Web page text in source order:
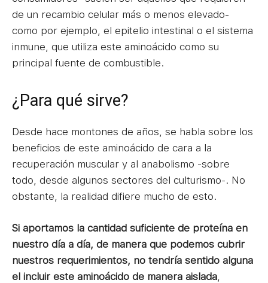
de un recambio celular más o menos elevado-
como por ejemplo, el epitelio intestinal o el sistema
inmune, que utiliza este aminoácido como su
principal fuente de combustible.
¿Para qué sirve?
Desde hace montones de años, se habla sobre los
beneficios de este aminoácido de cara a la
recuperación muscular y al anabolismo -sobre
todo, desde algunos sectores del culturismo-. No
obstante, la realidad difiere mucho de esto.
Si aportamos la cantidad suficiente de proteína en
nuestro día a día, de manera que podemos cubrir
nuestros requerimientos, no tendría sentido alguna
el incluir este aminoácido de manera aislada